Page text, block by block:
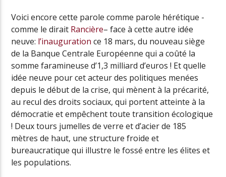
Voici encore cette parole comme parole hérétique -
comme le dirait Rancière– face à cette autre idée
neuve: l’inauguration ce 18 mars, du nouveau siège
de la Banque Centrale Européenne qui a coûté la
somme faramineuse d’1,3 milliard d’euros ! Et quelle
idée neuve pour cet acteur des politiques menées
depuis le début de la crise, qui mènent à la précarité,
au recul des droits sociaux, qui portent atteinte à la
démocratie et empêchent toute transition écologique
! Deux tours jumelles de verre et d’acier de 185
mètres de haut, une structure froide et
bureaucratique qui illustre le fossé entre les élites et
les populations.